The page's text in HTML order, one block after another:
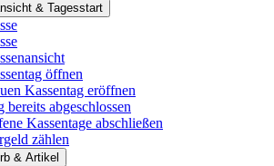
& Tagesstart
öffnen
Kassentag eröffnen
bereits abgeschlossen
Kassentage abschließen
zählen
& Artikel